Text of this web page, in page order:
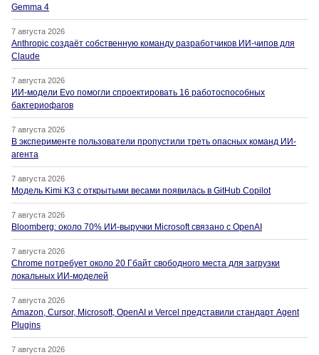
Gemma 4
7 августа 2026
Anthropic создаёт собственную команду разработчиков ИИ-чипов для
Claude
7 августа 2026
ИИ-модели Evo помогли спроектировать 16 работоспособных
бактериофагов
7 августа 2026
В эксперименте пользователи пропустили треть опасных команд ИИ-
агента
7 августа 2026
Модель Kimi K3 с открытыми весами появилась в GitHub Copilot
7 августа 2026
Bloomberg: около 70% ИИ-выручки Microsoft связано с OpenAI
7 августа 2026
Chrome потребует около 20 Гбайт свободного места для загрузки
локальных ИИ-моделей
7 августа 2026
Amazon, Cursor, Microsoft, OpenAI и Vercel представили стандарт Agent
Plugins
7 августа 2026